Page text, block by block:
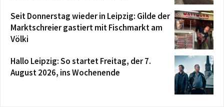
Seit Donnerstag wieder in Leipzig: Gilde der
Marktschreier gastiert mit Fischmarkt am
Völki
Hallo Leipzig: So startet Freitag, der 7.
August 2026, ins Wochenende